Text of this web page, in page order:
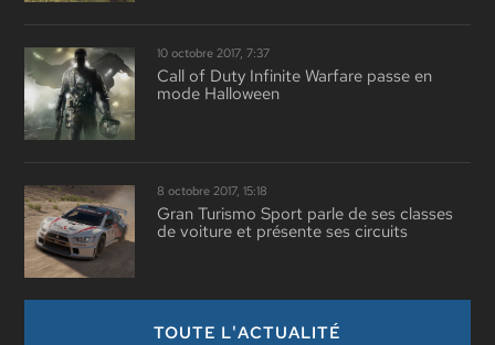
10 octobre 2017, 7:37
Call of Duty Infinite Warfare passe en
mode Halloween
8 octobre 2017, 15:18
Gran Turismo Sport parle de ses classes
de voiture et présente ses circuits
TOUTE L'ACTUALITÉ